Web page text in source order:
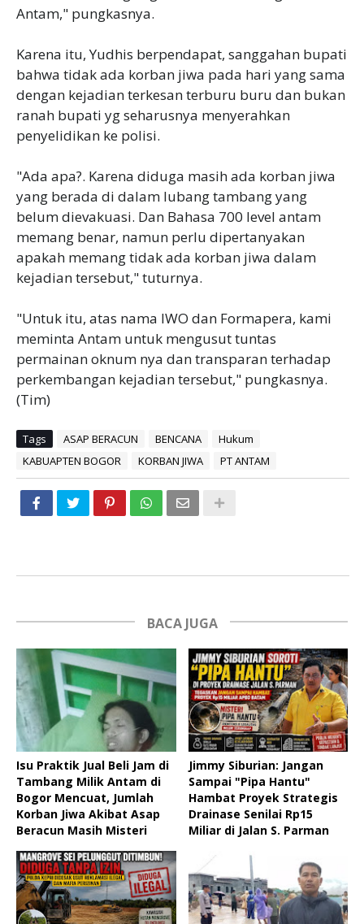
Antam," pungkasnya.
Karena itu, Yudhis berpendapat, sanggahan bupati
bahwa tidak ada korban jiwa pada hari yang sama
dengan kejadian terkesan terburu buru dan bukan
ranah bupati yg seharusnya menyerahkan
penyelidikan ke polisi.
"Ada apa?. Karena diduga masih ada korban jiwa
yang berada di dalam lubang tambang yang
belum dievakuasi. Dan Bahasa 700 level antam
memang benar, namun perlu dipertanyakan
apakah memang tidak ada korban jiwa dalam
kejadian tersebut," tuturnya.
"Untuk itu, atas nama IWO dan Formapera, kami
meminta Antam untuk mengusut tuntas
permainan oknum nya dan transparan terhadap
perkembangan kejadian tersebut," pungkasnya.
(Tim)
Tags ASAP BERACUN BENCANA
Hukum
KABUAPTEN BOGOR
KORBAN JIWA PT ANTAM
BACA JUGA
Isu Praktik Jual Beli Jam di
Tambang Milik Antam di
Bogor Mencuat, Jumlah
Korban Jiwa Akibat Asap
Beracun Masih Misteri
Jimmy Siburian: Jangan
Sampai "Pipa Hantu"
Hambat Proyek Strategis
Drainase Senilai Rp15
Miliar di Jalan S. Parman